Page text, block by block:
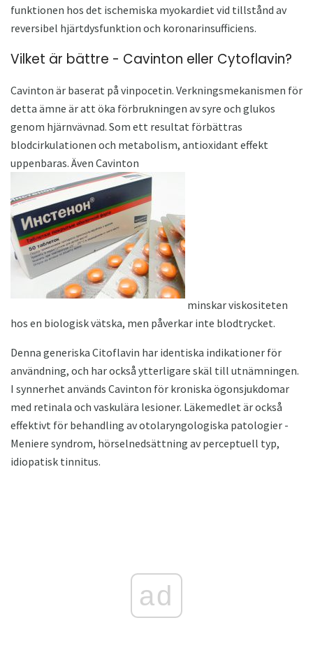
funktionen hos det ischemiska myokardiet vid tillstånd av
reversibel hjärtdysfunktion och koronarinsufficiens.
Vilket är bättre - Cavinton eller Cytoflavin?
Cavinton är baserat på vinpocetin. Verkningsmekanismen för
detta ämne är att öka förbrukningen av syre och glukos
genom hjärnvävnad. Som ett resultat förbättras
blodcirkulationen och metabolism, antioxidant effekt
uppenbaras. Även Cavinton
minskar viskositeten
hos en biologisk vätska, men påverkar inte blodtrycket.
Denna generiska Citoflavin har identiska indikationer för
användning, och har också ytterligare skäl till utnämningen.
I synnerhet används Cavinton för kroniska ögonsjukdomar
med retinala och vaskulära lesioner. Läkemedlet är också
effektivt för behandling av otolaryngologiska patologier -
Meniere syndrom, hörselnedsättning av perceptuell typ,
idiopatisk tinnitus.
ad